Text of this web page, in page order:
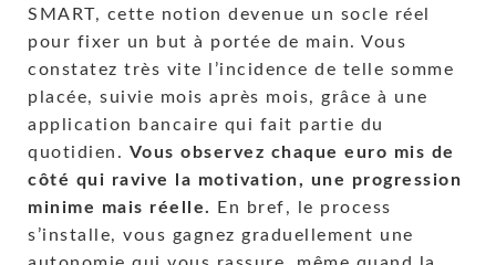
SMART, cette notion devenue un socle réel
pour fixer un but à portée de main. Vous
constatez très vite l’incidence de telle somme
placée, suivie mois après mois, grâce à une
application bancaire qui fait partie du
quotidien. Vous observez chaque euro mis de
côté qui ravive la motivation, une progression
minime mais réelle.
En bref, le process
s’installe, vous gagnez graduellement une